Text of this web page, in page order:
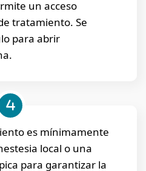
un acceso
tratamiento. Se
para abrir
es mínimamente
local o una
para garantizar la